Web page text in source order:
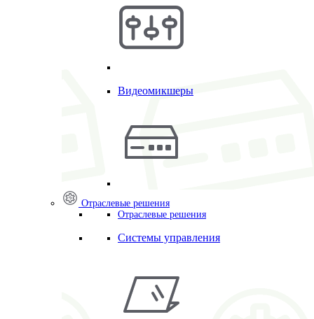
Видеомикшеры
Отраслевые решения
Отраслевые решения
Системы управления